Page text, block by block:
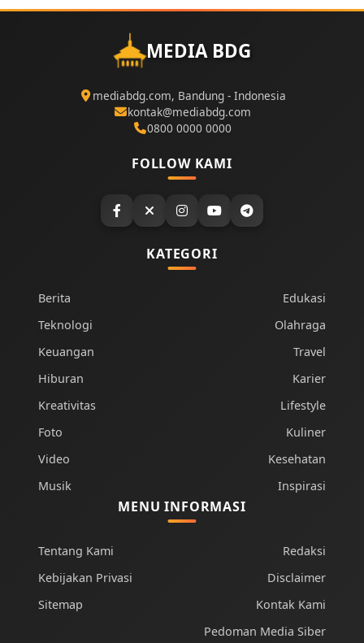
MEDIA BDG
mediabdg.com, Bandung - Indonesia
kontak@mediabdg.com
0800 0000 0000
FOLLOW KAMI
KATEGORI
Berita
Teknologi
Keuangan
Hiburan
Kreativitas
Foto
Video
Musik
Edukasi
Olahraga
Travel
Karier
Lifestyle
Kuliner
Kesehatan
Inspirasi
MENU INFORMASI
Tentang Kami
Kebijakan Privasi
Sitemap
Redaksi
Disclaimer
Kontak Kami
Pedoman Media Siber